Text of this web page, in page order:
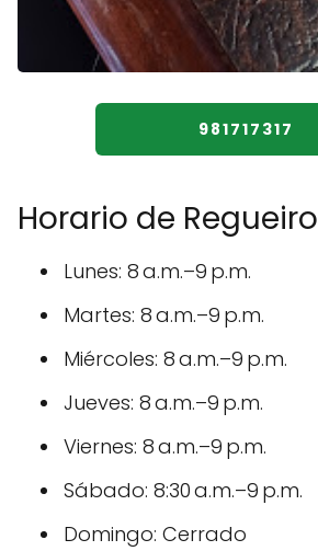
981717317
Horario de Regueiro
Lunes: 8 a.m.–9 p.m.
Martes: 8 a.m.–9 p.m.
Miércoles: 8 a.m.–9 p.m.
Jueves: 8 a.m.–9 p.m.
Viernes: 8 a.m.–9 p.m.
Sábado: 8:30 a.m.–9 p.m.
Domingo: Cerrado